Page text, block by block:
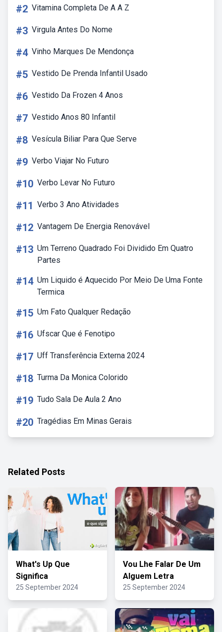
#2 Vitamina Completa De A A Z
#3 Virgula Antes Do Nome
#4 Vinho Marques De Mendonça
#5 Vestido De Prenda Infantil Usado
#6 Vestido Da Frozen 4 Anos
#7 Vestido Anos 80 Infantil
#8 Vesícula Biliar Para Que Serve
#9 Verbo Viajar No Futuro
#10 Verbo Levar No Futuro
#11 Verbo 3 Ano Atividades
#12 Vantagem De Energia Renovável
#13 Um Terreno Quadrado Foi Dividido Em Quatro
Partes
#14 Um Liquido é Aquecido Por Meio De Uma Fonte
Termica
#15 Um Fato Qualquer Redação
#16 Ufscar Que é Fenotipo
#17 Uff Transferência Externa 2024
#18 Turma Da Monica Colorido
#19 Tudo Sala De Aula 2 Ano
#20 Tragédias Em Minas Gerais
Related Posts
What's Up Que
Significa
25 September 2024
Vou Lhe Falar De Um
Alguem Letra
25 September 2024